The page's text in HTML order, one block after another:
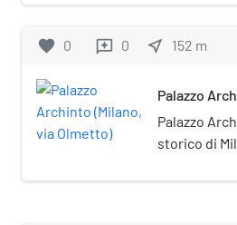
stravolto nei suoi
Storicamente
Amedei n. 2.
favorite 0 reviews 0 near_me 152 m
Palazzo
Palazzo
storico di